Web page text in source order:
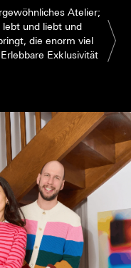
Atelier;
und liebt und
die enorm viel
Exklusivität